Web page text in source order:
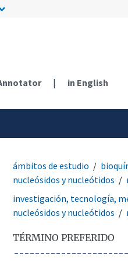
| in English
ámbitos de estudio
nucleósidos y nucleótidos
investigación, tecnología,
nucleósidos y nucleótidos
TÉRMINO PREFERIDO